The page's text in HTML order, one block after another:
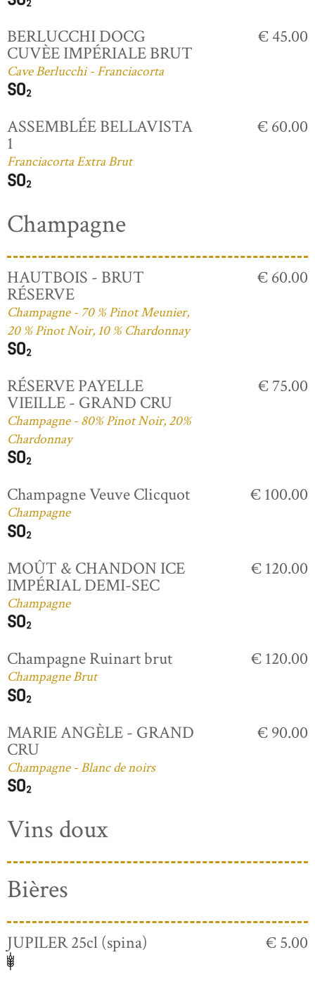
BERLUCCHI DOCG
CUVÈE IMPÉRIALE BRUT
Cave Berlucchi - Franciacorta
€ 45.00
ASSEMBLÉE BELLAVISTA
1
Franciacorta Extra Brut
€ 60.00
Champagne
HAUTBOIS - BRUT
RÉSERVE
Champagne - 70 % Pinot Meunier,
20 % Pinot Noir, 10 % Chardonnay
€ 60.00
RÉSERVE PAYELLE
VIEILLE - GRAND CRU
Champagne - 80% Pinot Noir, 20%
Chardonnay
€ 75.00
Champagne Veuve Clicquot
Champagne
€ 100.00
MOÛT & CHANDON ICE
IMPÉRIAL DEMI-SEC
Champagne
€ 120.00
Champagne Ruinart brut
Champagne Brut
€ 120.00
MARIE ANGÈLE - GRAND
CRU
Champagne - Blanc de noirs
€ 90.00
Vins doux
Bières
JUPILER 25cl (spina) € 5.00